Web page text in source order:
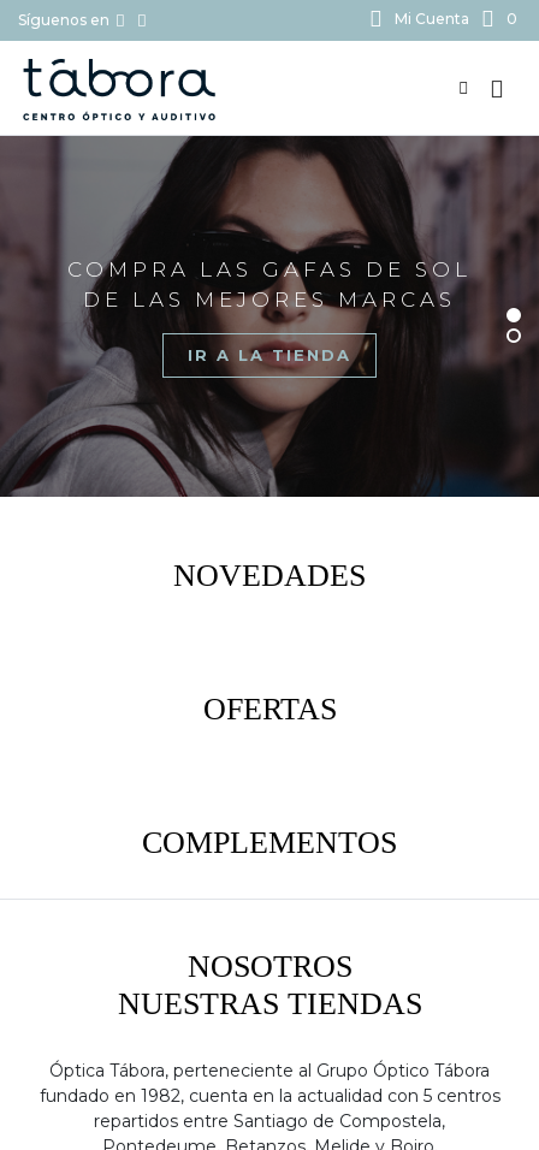
Síguenos en Mi Cuenta 0
COMPRA LAS GAFAS DE SOL
DE LAS MEJORES MARCAS
IR A LA TIENDA
NOVEDADES
OFERTAS
COMPLEMENTOS
NOSOTROS
NUESTRAS TIENDAS
Óptica Tábora, perteneciente al Grupo Óptico Tábora
fundado en 1982, cuenta en la actualidad con 5 centros
repartidos entre Santiago de Compostela,